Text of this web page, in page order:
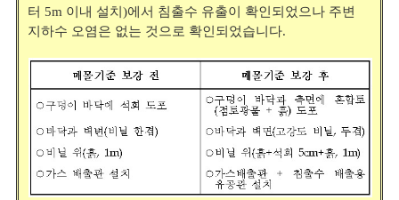
터 5m 이내 설치)에서 침출수 유출이 확인되었으나 주변
지하수 오염은 없는 것으로 확인되었습니다.